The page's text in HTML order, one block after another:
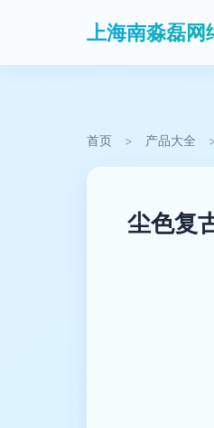
上海南淼磊网
首页 > 产品大全
尘色复